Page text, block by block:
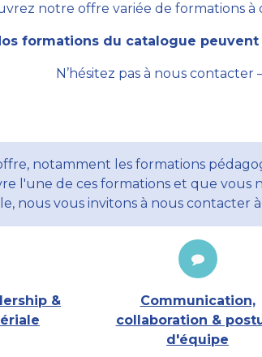
notre offre variée de formations à
formations du catalogue
N’hésitez pas à nous
notamment les formations
l'une de ces formations et que vous
nous vous invitons à nous contacter à
&
Communication,
collaboration &
d'équipe